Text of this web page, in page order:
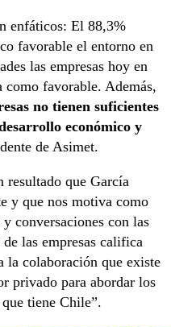
enfáticos: El 88,3%
favorable el entorno en
las empresas hoy en
favorable. Además,
no tienen suficientes
económico y
de Asimet.
que García
y que nos motiva como
conversaciones con las
las empresas califica
la colaboración que existe
privado para abordar los
tiene Chile”.